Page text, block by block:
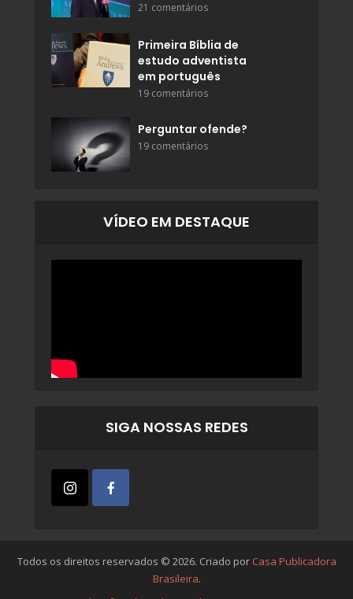
21 comentários
Primeira Bíblia de
estudo adventista
em português
19 comentários
Perguntar ofende?
19 comentários
VÍDEO EM DESTAQUE
SIGA NOSSAS REDES
Todos os direitos reservados © 2026. Criado por Casa Publicadora
Brasileira.